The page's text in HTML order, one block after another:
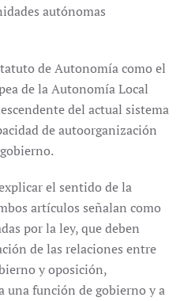
autónomas
de Autonomía como el
de la Autonomía Local
del actual sistema
de autoorganización
el sentido de la
artículos señalan como
por la ley, que deben
de las relaciones entre
y oposición,
una función de gobierno y a